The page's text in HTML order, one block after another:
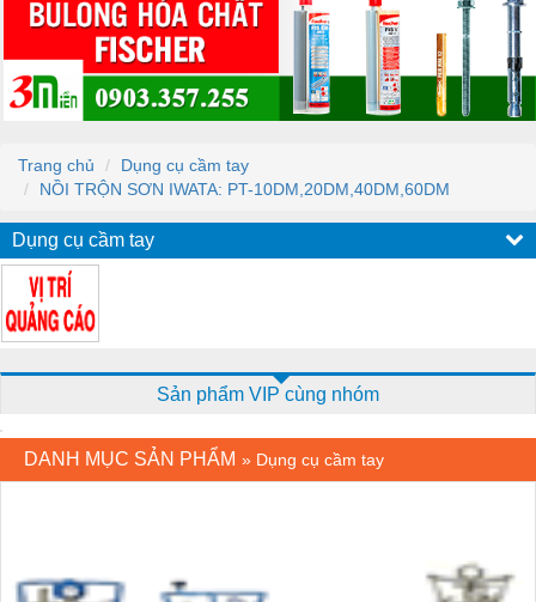
Trang chủ
Dụng cụ cầm tay
NỒI TRỘN SƠN IWATA: PT-10DM,20DM,40DM,60DM
Dụng cụ cầm tay
Sản phẩm VIP cùng nhóm
DANH MỤC SẢN PHẨM » Dụng cụ cầm tay